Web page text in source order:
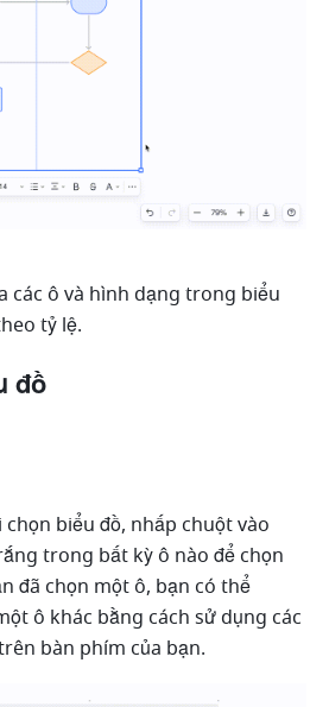
các ô và hình dạng trong biểu
tỷ lệ.
đồ
chọn biểu đồ, nhấp chuột vào
trong bất kỳ ô nào để chọn
đã chọn một ô, bạn có thể
ô khác bằng cách sử dụng các
bàn phím của bạn.